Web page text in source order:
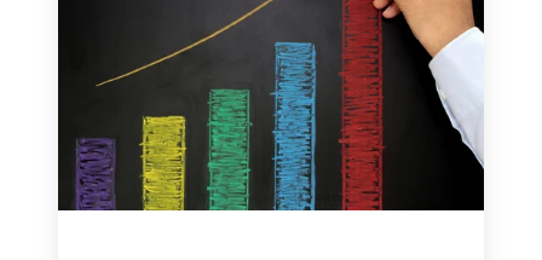
procédures
mesurer
?